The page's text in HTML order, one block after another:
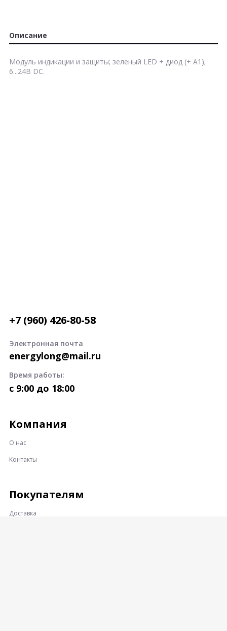
Описание
Модуль индикации и защиты; зеленый LED + диод (+ A1);
6...24В DC.
+7 (960) 426-80-58
Электронная почта
energylong@mail.ru
Время работы:
c 9:00 до 18:00
Компания
О нас
Контакты
Покупателям
Доставка